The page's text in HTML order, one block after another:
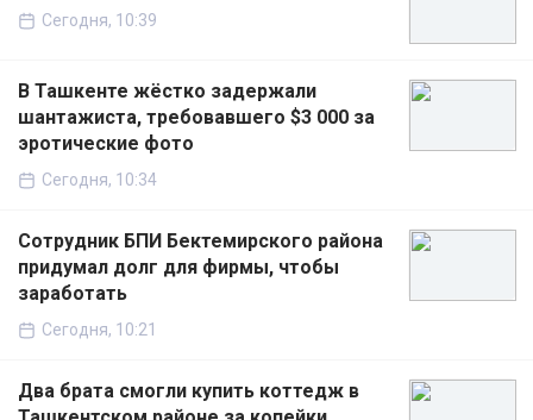
Сегодня, 10:39
В Ташкенте жёстко задержали
шантажиста, требовавшего $3 000 за
эротические фото
Сегодня, 10:34
Сотрудник БПИ Бектемирского района
придумал долг для фирмы, чтобы
заработать
Сегодня, 10:21
Два брата смогли купить коттедж в